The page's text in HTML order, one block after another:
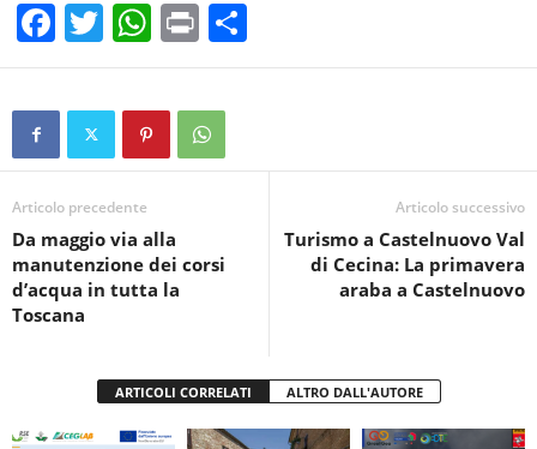
F
a
c
b
o
o
k
T
wi
tt
W
h
at
s
A
p
Pr
in
t
o
vi
Articolo precedente
Da maggio via alla
manutenzione dei corsi
d’acqua in tutta la
Toscana
Articolo successivo
Turismo a Castelnuovo Val
di Cecina: La primavera
araba a Castelnuovo
ARTICOLI CORRELATI ALTRO DALL'AUTORE